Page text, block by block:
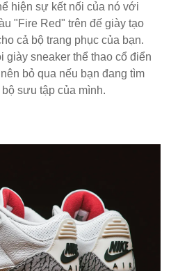
hiện sự kết nối của nó với
"Fire Red" trên đế giày tạo
cả bộ trang phục của bạn.
giày sneaker thể thao cổ điển
bỏ qua nếu bạn đang tìm
sưu tập của mình.